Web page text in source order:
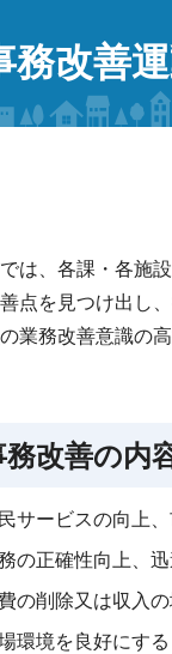
務改善
は、各課・各施
点を見つけ出し
業務改善意識の
務改善の内
サービスの向上
の正確性向上、
の削除又は収入
環境を良好にす